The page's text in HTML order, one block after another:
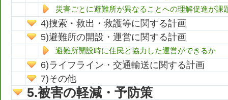
災害ごとに避難所が異なることへの理解促進が課
捜索・救出・救護等に関する計画
避難所の開設・運営に関する計画
避難所開設時に住民と協力した運営ができるか
ライフライン・交通輸送に関する計画
その他
被害の軽減・予防策